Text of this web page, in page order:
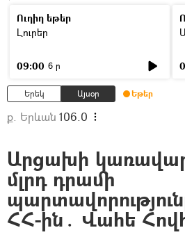
Ուղիղ եթեր
Լուրեր
09:00 6 ր
Երեկ Այսօր Եթեր
ք. Երևան 106.0
Արցախի
մլրդ դրամի
ՀՀ-ին․ Վահե